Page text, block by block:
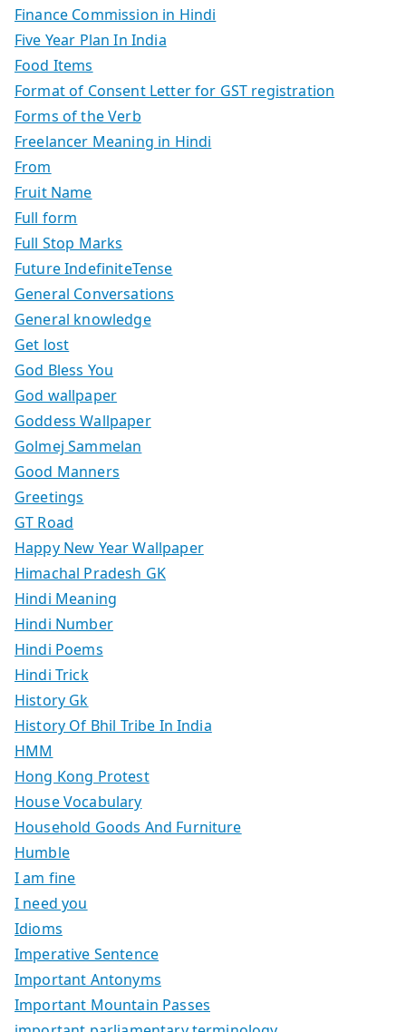
Finance Commission in Hindi
Five Year Plan In India
Food Items
Format of Consent Letter for GST registration
Forms of the Verb
Freelancer Meaning in Hindi
From
Fruit Name
Full form
Full Stop Marks
Future IndefiniteTense
General Conversations
General knowledge
Get lost
God Bless You
God wallpaper
Goddess Wallpaper
Golmej Sammelan
Good Manners
Greetings
GT Road
Happy New Year Wallpaper
Himachal Pradesh GK
Hindi Meaning
Hindi Number
Hindi Poems
Hindi Trick
History Gk
History Of Bhil Tribe In India
HMM
Hong Kong Protest
House Vocabulary
Household Goods And Furniture
Humble
I am fine
I need you
Idioms
Imperative Sentence
Important Antonyms
Important Mountain Passes